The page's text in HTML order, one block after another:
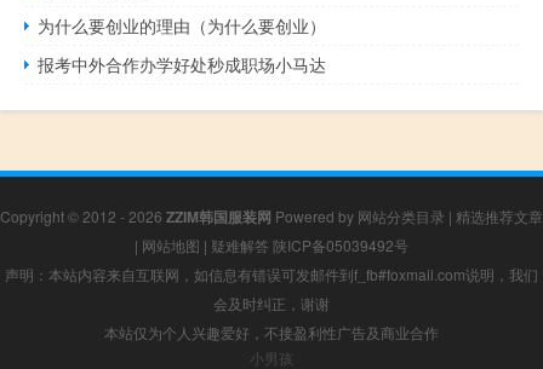
为什么要创业的理由（为什么要创业）
报考中外合作办学好处秒成职场小马达
Copyright © 2012 - 2026 ZZIM韩国服装网 Powered by 网站分类目录 | 精选推荐文章
| 网站地图 | 疑难解答 陕ICP备05039492号
声明：本站内容来自互联网，如信息有错误可发邮件到f_fb#foxmail.com说明，我们
会及时纠正，谢谢
本站仅为个人兴趣爱好，不接盈利性广告及商业合作
小男孩